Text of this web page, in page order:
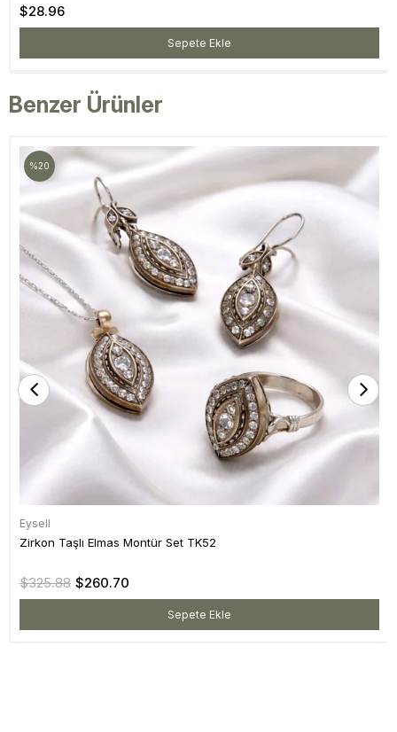
$28.96
Sepete Ekle
Benzer Ürünler
Eysell
Zirkon Taşlı Elmas Montür Set TK52
$260.70
$325.88
Sepete Ekle
%20